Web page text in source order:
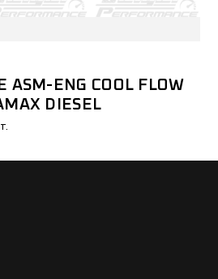
ASM-ENG COOL FLOW
DIESEL